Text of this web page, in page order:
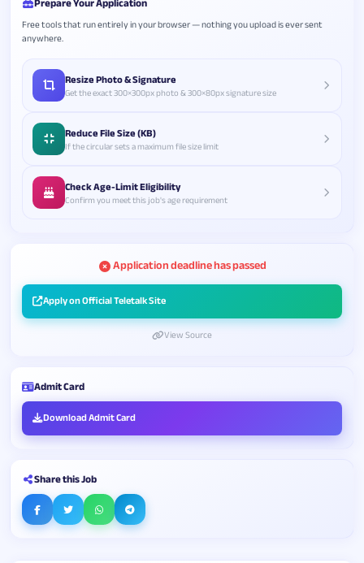
Free tools that run entirely in your browser — nothing you upload is ever sent
anywhere.
Resize Photo & Signature
Get the exact 300×300px photo & 300×80px signature size
Reduce File Size (KB)
If the circular sets a maximum file size limit
Check Age-Limit Eligibility
Confirm you meet this job's age requirement
Application deadline has passed
Apply on Official Teletalk Site
View Source
Admit Card
Download Admit Card
Share this Job